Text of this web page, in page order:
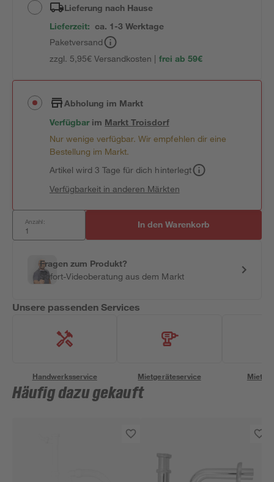
Lieferung nach Hause
Lieferzeit: ca. 1-3 Werktage
Paketversand
zzgl. 5,95€ Versandkosten | frei ab 59€
Abholung im Markt
Verfügbar im MarktTroisdorf
Nur wenige verfügbar. Wir empfehlen dir eine
Bestellung im Markt.
Artikel wird 3 Tage für dich hinterlegt
Verfügbarkeit in anderen Märkten
Anzahl: In den Warenkorb
Fragen zum Produkt?
Sofort-Videoberatung aus dem Markt
Unsere passenden Services
Handwerksservice Mietgeräteservice
Häufig dazu gekauft